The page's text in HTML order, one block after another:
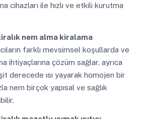
cihazları ile hızlı ve etkili kurutma
nem alma kiralama
farklı mevsimsel koşullarda ve
ihtiyaçlarına çözüm sağlar. ayrıca
derecede ısı yayarak homojen bir
nem birçok yapısal ve sağlık